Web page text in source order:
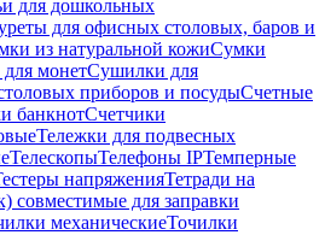
для дошкольных
для офисных столовых, баров и
из натуральной кожиСумки
монетСушилки для
приборов и посудыСчетные
банкнотСчетчики
Тележки для подвесных
ТелескопыТелефоны IPТемперные
напряженияТетради на
совместимые для заправки
механическиеТочилки